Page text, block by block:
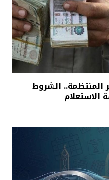
المنتظمة.. الشروط
الاستعلام